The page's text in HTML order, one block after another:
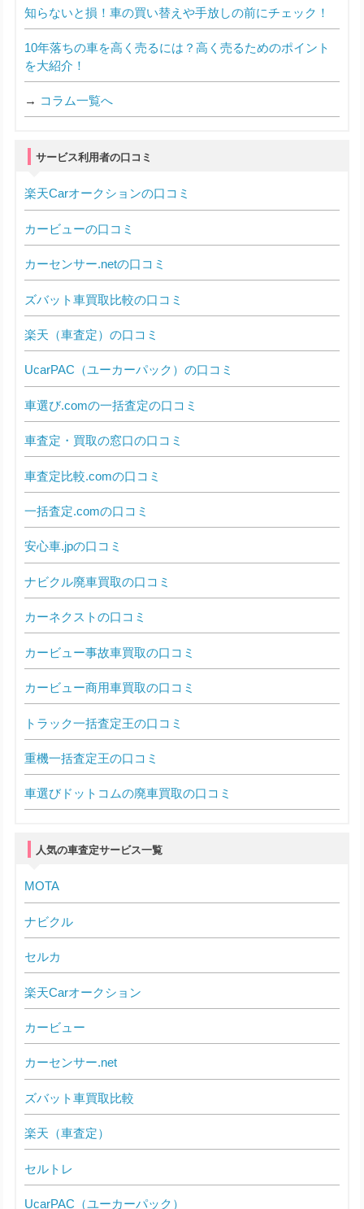
知らないと損！車の買い替えや手放しの前にチェック！
10年落ちの車を高く売るには？高く売るためのポイント
を大紹介！
→ コラム一覧へ
サービス利用者の口コミ
楽天Carオークションの口コミ
カービューの口コミ
カーセンサー.netの口コミ
ズバット車買取比較の口コミ
楽天（車査定）の口コミ
UcarPAC（ユーカーパック）の口コミ
車選び.comの一括査定の口コミ
車査定・買取の窓口の口コミ
車査定比較.comの口コミ
一括査定.comの口コミ
安心車.jpの口コミ
ナビクル廃車買取の口コミ
カーネクストの口コミ
カービュー事故車買取の口コミ
カービュー商用車買取の口コミ
トラック一括査定王の口コミ
重機一括査定王の口コミ
車選びドットコムの廃車買取の口コミ
人気の車査定サービス一覧
MOTA
ナビクル
セルカ
楽天Carオークション
カービュー
カーセンサー.net
ズバット車買取比較
楽天（車査定）
セルトレ
UcarPAC（ユーカーパック）